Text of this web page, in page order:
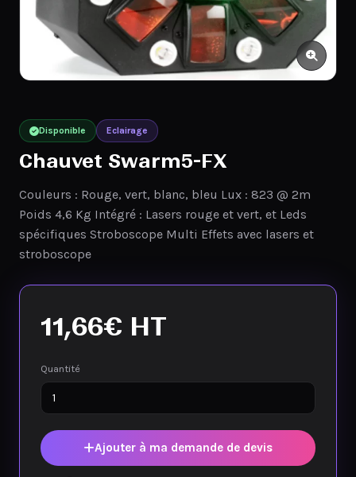
Disponible Eclairage
Chauvet Swarm5-FX
Couleurs : Rouge, vert, blanc, bleu Lux : 823 @ 2m
Poids 4,6 Kg Intégré : Lasers rouge et vert, et Leds
spécifiques Stroboscope Multi Effets avec lasers et
stroboscope
11,66€ HT
Quantité
Ajouter à ma demande de devis